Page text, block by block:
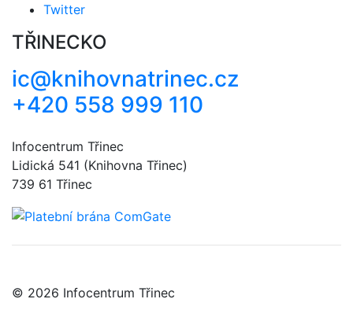
Twitter
TŘINECKO
ic@knihovnatrinec.cz
+420 558 999 110
Infocentrum Třinec
Lidická 541 (Knihovna Třinec)
739 61 Třinec
© 2026 Infocentrum Třinec